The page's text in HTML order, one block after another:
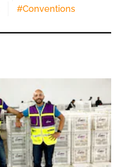
#Conventions